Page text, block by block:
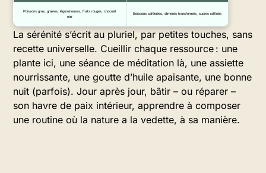
Poissons gras, graines, légumineuses, fruits rouges, chocolat
noir
Boissons caféinées, aliments transformés, sucres raffinés
La sérénité s’écrit au pluriel, par petites touches, sans
recette universelle. Cueillir chaque ressource : une
plante ici, une séance de méditation là, une assiette
nourrissante, une goutte d’huile apaisante, une bonne
nuit (parfois). Jour après jour, bâtir – ou réparer –
son havre de paix intérieur, apprendre à composer
une routine où la nature a la vedette, à sa manière.